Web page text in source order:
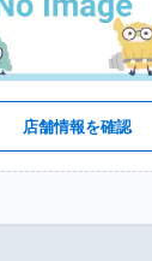
店舗情報を確認